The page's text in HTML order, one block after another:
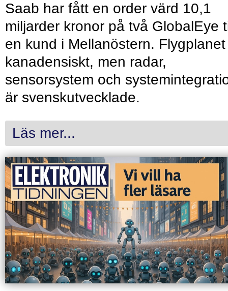
Saab har fått en order värd 10,1
miljarder kronor på två GlobalEye
en kund i Mellanöstern.
kanadensiskt, men radar,
sensorsystem och
är svenskutvecklade.
Läs mer...